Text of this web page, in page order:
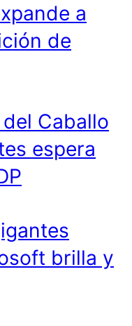
a
de
Caballo
espera
brilla y